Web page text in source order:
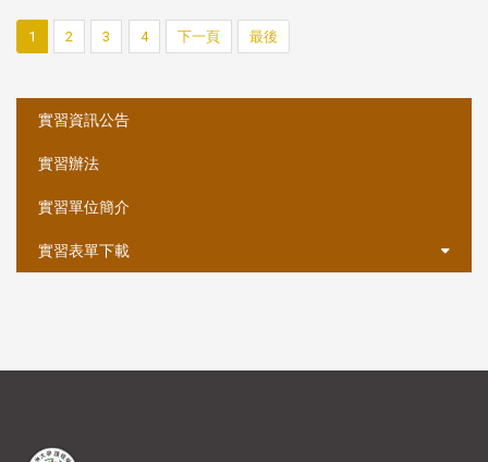
1 2 3 4 下一頁 最後
實習資訊公告
實習辦法
實習單位簡介
實習表單下載